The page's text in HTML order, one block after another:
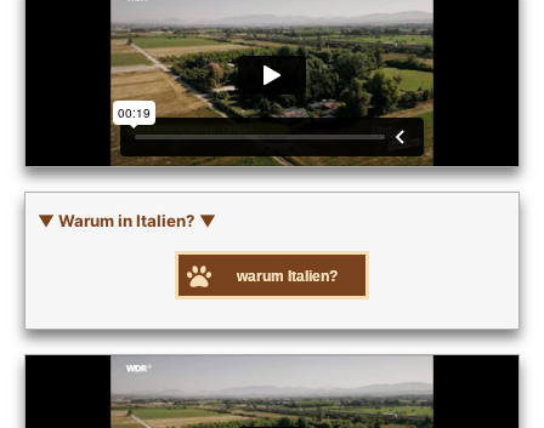
▼ Warum in Italien? ▼
warum Italien?